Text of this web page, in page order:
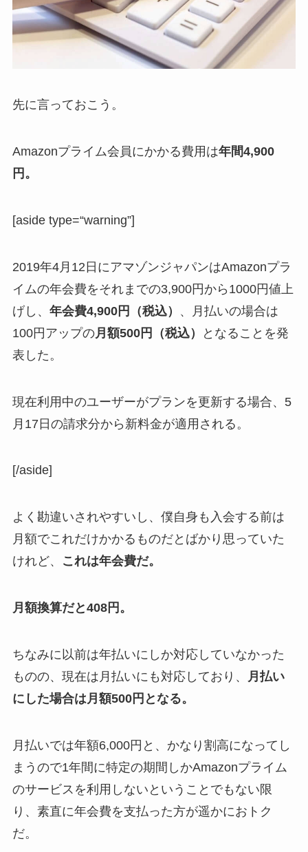
先に言っておこう。
Amazonプライム会員にかかる費用は年間4,900
円。
[aside type=“warning”]
2019年4月12日にアマゾンジャパンはAmazonプラ
イムの年会費をそれまでの3,900円から1000円値上
げし、 年会費4,900円（税込）
、月払いの場合は
100円アップの月額500円（税込）
となることを発
表した。
現在利用中のユーザーがプランを更新する場合、5
月17日の請求分から新料金が適用される。
[/aside]
よく勘違いされやすいし、僕自身も入会する前は
月額でこれだけかかるものだとばかり思っていた
けれど、
これは年会費だ。
月額換算だと408円。
ちなみに以前は年払いにしか対応していなかった
ものの、現在は月払いにも対応しており、
月払い
にした場合は月額500円となる。
月払いでは年額6,000円と、かなり割高になってし
まうので1年間に特定の期間しかAmazonプライム
のサービスを利用しないということでもない限
り、素直に年会費を支払った方が遥かにおトク
だ。